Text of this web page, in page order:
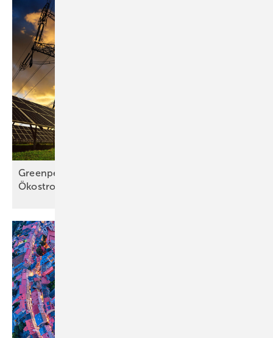
Greenpeace: Deutschland droht eine
Ökostromlücke